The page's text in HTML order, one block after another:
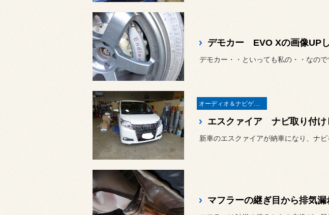
デモカー EVO Xの画像UPし
デモカー・・といっても私の・・なので
オーディオ＆ナビゲーション
エスクァイア ナビ取り付け
マフラーの継ぎ目から排気漏